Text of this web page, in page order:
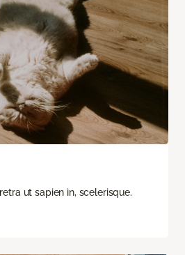
ut sapien in, scelerisque.